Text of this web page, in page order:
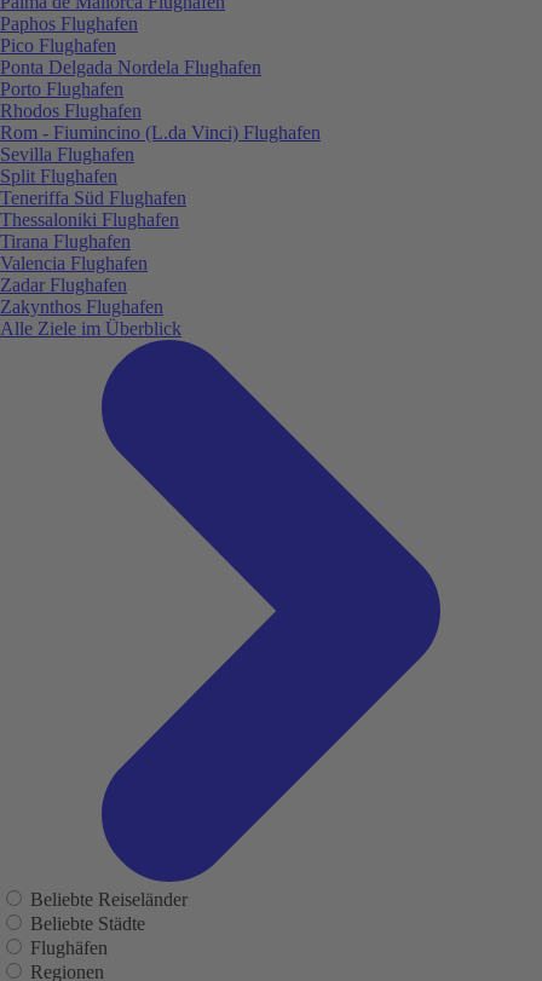
Paphos Flughafen
Pico Flughafen
Ponta Delgada Nordela Flughafen
Porto Flughafen
Rhodos Flughafen
Rom - Fiumincino (L.da Vinci) Flughafen
Sevilla Flughafen
Split Flughafen
Teneriffa Süd Flughafen
Thessaloniki Flughafen
Tirana Flughafen
Valencia Flughafen
Zadar Flughafen
Zakynthos Flughafen
Alle Ziele im Überblick
Beliebte Reiseländer
Beliebte Städte
Flughäfen
Regionen